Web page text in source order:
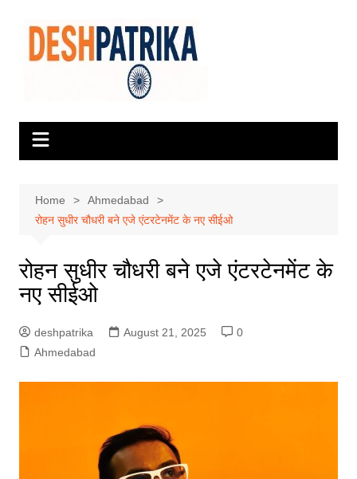
content
Home
Ahmedabad
रोहन सुधीर चौधरी बने एजे एंटरटेनमेंट के नए सीईओ
रोहन सुधीर चौधरी बने एजे एंटरटेनमेंट के
नए सीईओ
deshpatrika August 21, 2025
0
Ahmedabad